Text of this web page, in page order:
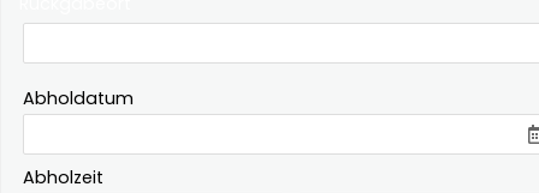
Abholdatum
Abholzeit